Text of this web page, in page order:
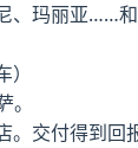
、玛丽亚……
。交付得到回